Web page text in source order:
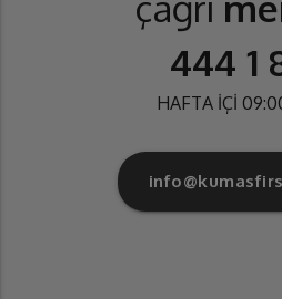
444 1
HAFTA İÇİ